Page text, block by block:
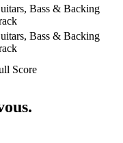
Bass & Backing
Bass & Backing
Score